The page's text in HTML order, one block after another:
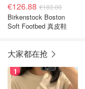
€126.88 €183.00
Birkenstock Boston
Soft Footbed 真皮鞋
大家都在抢
1